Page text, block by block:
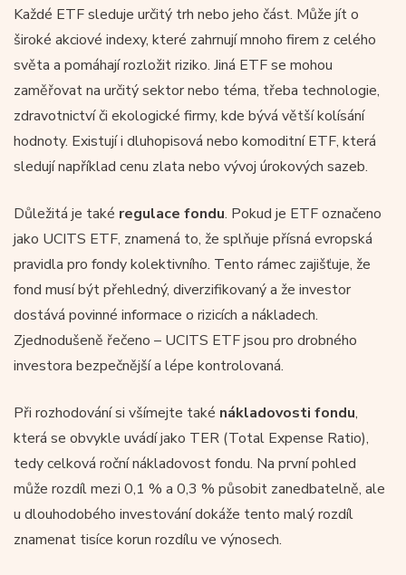
Každé ETF sleduje určitý trh nebo jeho část. Může jít o
široké akciové indexy, které zahrnují mnoho firem z celého
světa a pomáhají rozložit riziko. Jiná ETF se mohou
zaměřovat na určitý sektor nebo téma, třeba technologie,
zdravotnictví či ekologické firmy, kde bývá větší kolísání
hodnoty. Existují i dluhopisová nebo komoditní ETF, která
sledují například cenu zlata nebo vývoj úrokových sazeb.
Důležitá je také regulace fondu. Pokud je ETF označeno
jako UCITS ETF, znamená to, že splňuje přísná evropská
pravidla pro fondy kolektivního. Tento rámec zajišťuje, že
fond musí být přehledný, diverzifikovaný a že investor
dostává povinné informace o rizicích a nákladech.
Zjednodušeně řečeno – UCITS ETF jsou pro drobného
investora bezpečnější a lépe kontrolovaná.
Při rozhodování si všímejte také nákladovosti fondu,
která se obvykle uvádí jako TER (Total Expense Ratio),
tedy celková roční nákladovost fondu. Na první pohled
může rozdíl mezi 0,1 % a 0,3 % působit zanedbatelně, ale
u dlouhodobého investování dokáže tento malý rozdíl
znamenat tisíce korun rozdílu ve výnosech.